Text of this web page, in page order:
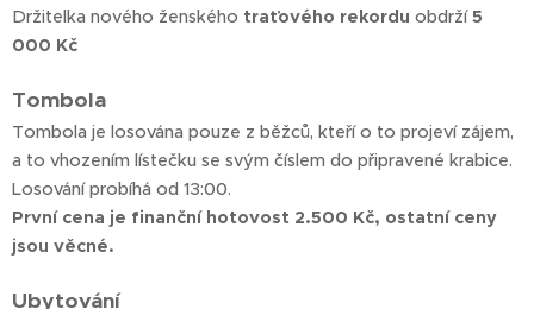
Držitelka nového ženského traťového rekordu obdrží5
000 Kč
Tombola
Tombola je losována pouze z běžců, kteří o to projeví zájem,
a to vhozením lístečku se svým číslem do připravené krabice.
Losování probíhá od 13:00.
První cena je finanční hotovost 2.500 Kč, ostatní ceny
jsou věcné.
Ubytování